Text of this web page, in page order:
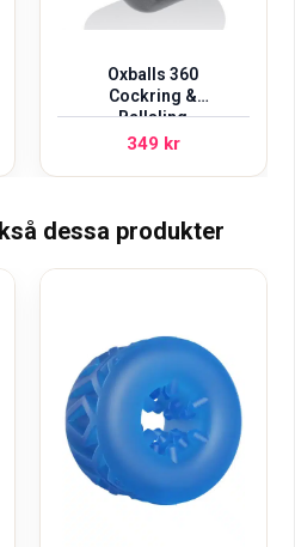
Oxballs 360
Cockring &
Ballsling
349 kr
dessa produkter